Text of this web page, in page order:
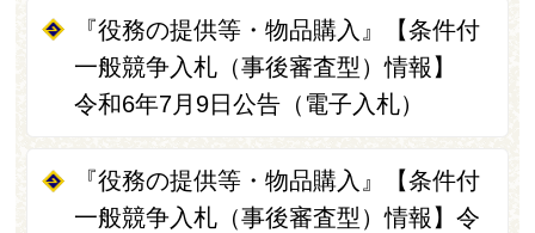
『役務の提供等・物品購入』【条件付
一般競争入札（事後審査型）情報】
令和6年7月9日公告（電子入札）
『役務の提供等・物品購入』【条件付
一般競争入札（事後審査型）情報】令